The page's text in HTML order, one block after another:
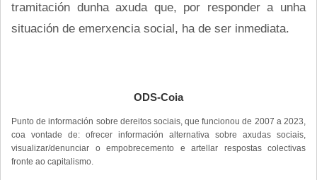
tramitación dunha axuda que, por responder a unha
situación de emerxencia social, ha de ser inmediata.
ODS-Coia
Punto de información sobre dereitos sociais, que funcionou de 2007 a 2023,
coa vontade de: ofrecer información alternativa sobre axudas sociais,
visualizar/denunciar o empobrecemento e artellar respostas colectivas
fronte ao capitalismo.